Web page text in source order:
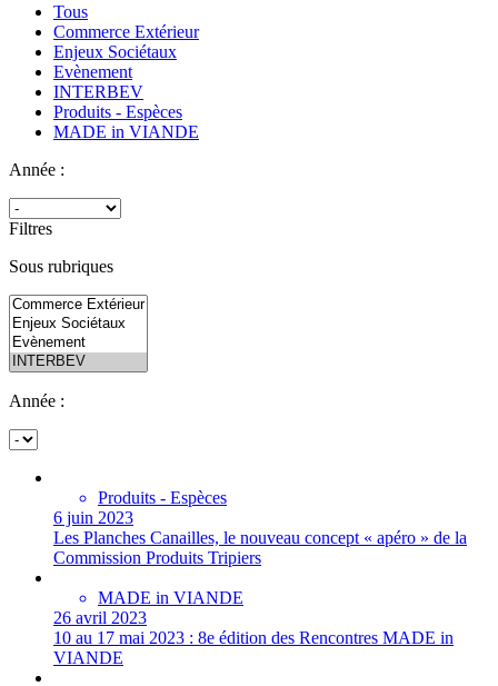
Tous
Commerce Extérieur
Enjeux Sociétaux
Evènement
INTERBEV
Produits - Espèces
MADE in VIANDE
Année :
Filtres
Sous rubriques
Année :
Produits - Espèces
6 juin 2023
Les Planches Canailles, le nouveau concept « apéro » de la
Commission Produits Tripiers
MADE in VIANDE
26 avril 2023
10 au 17 mai 2023 : 8e édition des Rencontres MADE in
VIANDE